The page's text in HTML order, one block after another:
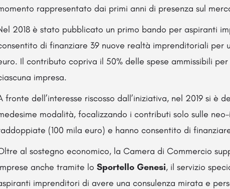
rappresentato dai primi anni di presenza sul
2018 è stato pubblicato un primo bando per aspiranti
di finanziare 39 nuove realtà imprenditoriali per
Il contributo copriva il 50% delle spese ammissibili
impresa.
fronte dell’interesse riscosso dall’iniziativa, nel 2019 si è
modalità, focalizzando i contributi solo sulle
(100 mila euro) e hanno consentito di
al sostegno economico, la Camera di Commercio
anche tramite lo Sportello Genesi, il servizio
imprenditori di avere una consulenza mirata e